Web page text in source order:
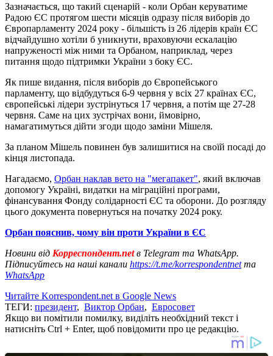
Зазначається, що такий сценарій - коли Орбан керуватиме
Радою ЄС протягом шести місяців одразу після виборів до
Європарламенту 2024 року - більшість із 26 лідерів країн ЄС
відчайдушно хотіли б уникнути, враховуючи ескалацію
напруженості між ними та Орбаном, наприклад, через
питання щодо підтримки України з боку ЄС.
Як пише видання, після виборів до Європейського
парламенту, що відбудуться 6-9 червня у всіх 27 країнах ЄС,
європейські лідери зустрінуться 17 червня, а потім ще 27-28
червня. Саме на цих зустрічах вони, ймовірно,
намагатимуться дійти згоди щодо заміни Мішеля.
За планом Мішель повинен був залишитися на своїй посаді до
кінця листопада.
Нагадаємо, Орбан наклав вето на "мегапакет", який включав
допомогу Україні, видатки на міграційні програми,
фінансування Фонду солідарності ЄС та оборони. До розгляду
цього документа повернуться на початку 2024 року.
Орбан пояснив, чому він проти України в ЄС
Новини від Корреспондент.netв Telegram та WhatsApp.
Підписуйтесь на наші канали https://t.me/korrespondentnetта
WhatsApp
Читайте Korrespondent.net в Google News
ТЕГИ: президент, Виктор Орбан, Евросовет
Якщо ви помітили помилку, виділіть необхідний текст і
натисніть Ctrl + Enter, щоб повідомити про це редакцію.